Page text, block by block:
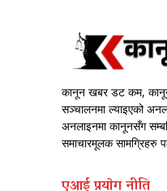
कानून खबर डट कम, कानून
सञ्चालनमा ल्याइएको
अनलाइनमा कानूनसँग
समाचारमूलक